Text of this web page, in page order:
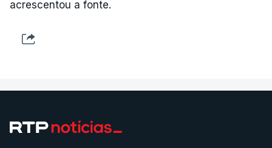
acrescentou a fonte.